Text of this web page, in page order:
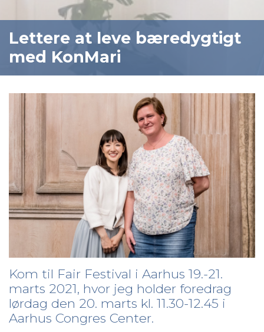
Lettere at leve bæredygtigt
med KonMari
Kom til Fair Festival i Aarhus 19.-21.
marts 2021, hvor jeg holder foredrag
lørdag den 20. marts kl. 11.30-12.45 i
Aarhus Congres Center.